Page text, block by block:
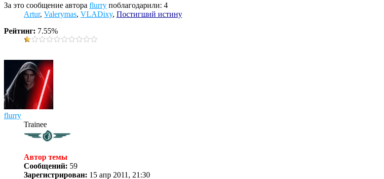
За это сообщение автора flurry поблагодарили: 4
Artur, Valerymas, VLADixy, Постигший истину
Рейтинг: 7.55%
flurry
Trainee
Автор темы
Сообщений: 59
Зарегистрирован: 15 апр 2011, 21:30